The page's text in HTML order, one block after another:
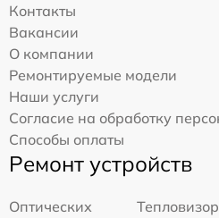
Контакты
Вакансии
О компании
Ремонтируемые модели
Наши услуги
Согласие на обработку
Способы оплаты
Ремонт устройств
Оптических